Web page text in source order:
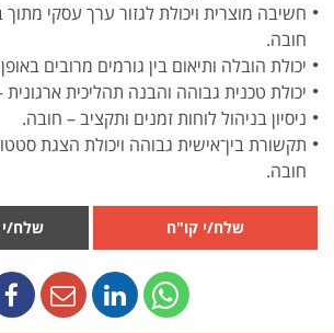
חשיבה מוצרית ויכולת לגזור ערך עסקי מתוך
חובה.
יכולת הובלה ותיאום בין גורמים מרובים
יכולת טכנית גבוהה והבנה תהליכית
ניסיון בניהול לוחות זמנים ותקציב – חובה.
תקשורת בין־אישית גבוהה ויכולת הצגת
חובה.
שלח/י קו"ח שלח/